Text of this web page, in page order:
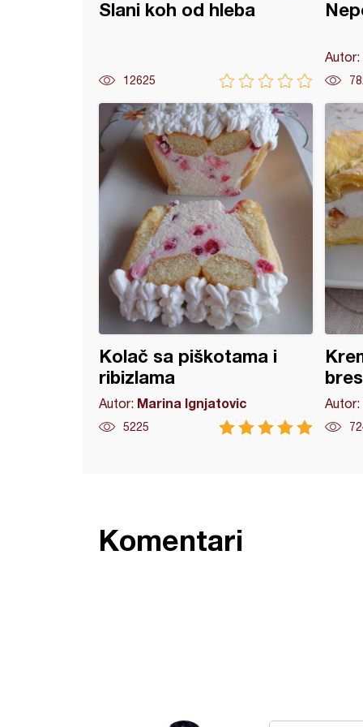
Slani koh od hleba
12625
Autor:
Kolač sa piškotama i
ribizlama
Autor: Marina Ignjatovic
5225
Autor:
Komentari